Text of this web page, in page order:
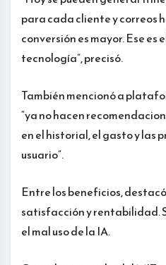
para cada cliente y correos
conversión es mayor. Ese es
tecnología”, precisó.
También mencionó a
“ya no hacen
en el historial, el gasto y las
usuario”.
Entre los beneficios,
satisfacción y rentabilidad.
el mal uso de la IA.